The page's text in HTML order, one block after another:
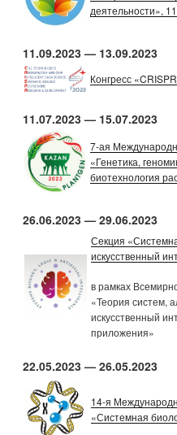
деятельности»,
11.09.2023 — 13.09.2023
Конгресс
11.07.2023 — 15.07.2023
7-ая
«Генетика,
биотехнология
26.06.2023 — 29.06.2023
Секция
искусственный
в рамках
«Теория систем,
искусственный
приложения»
22.05.2023 — 26.05.2023
14-я
«Системная